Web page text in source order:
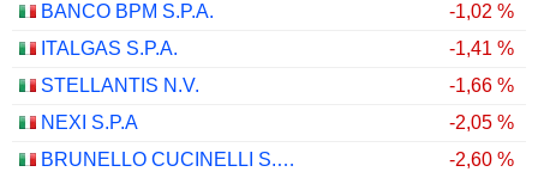
BANCO BPM S.P.A.
-1,02 %
ITALGAS S.P.A.
-1,41 %
STELLANTIS N.V.
-1,66 %
NEXI S.P.A
-2,05 %
BRUNELLO CUCINELLI S.P.A.
-2,60 %